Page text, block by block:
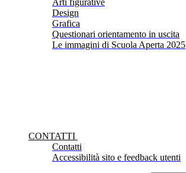
Arti figurative
Design
Grafica
Questionari orientamento in uscita
Le immagini di Scuola Aperta 2025
CONTATTI
Contatti
Accessibilità sito e feedback utenti